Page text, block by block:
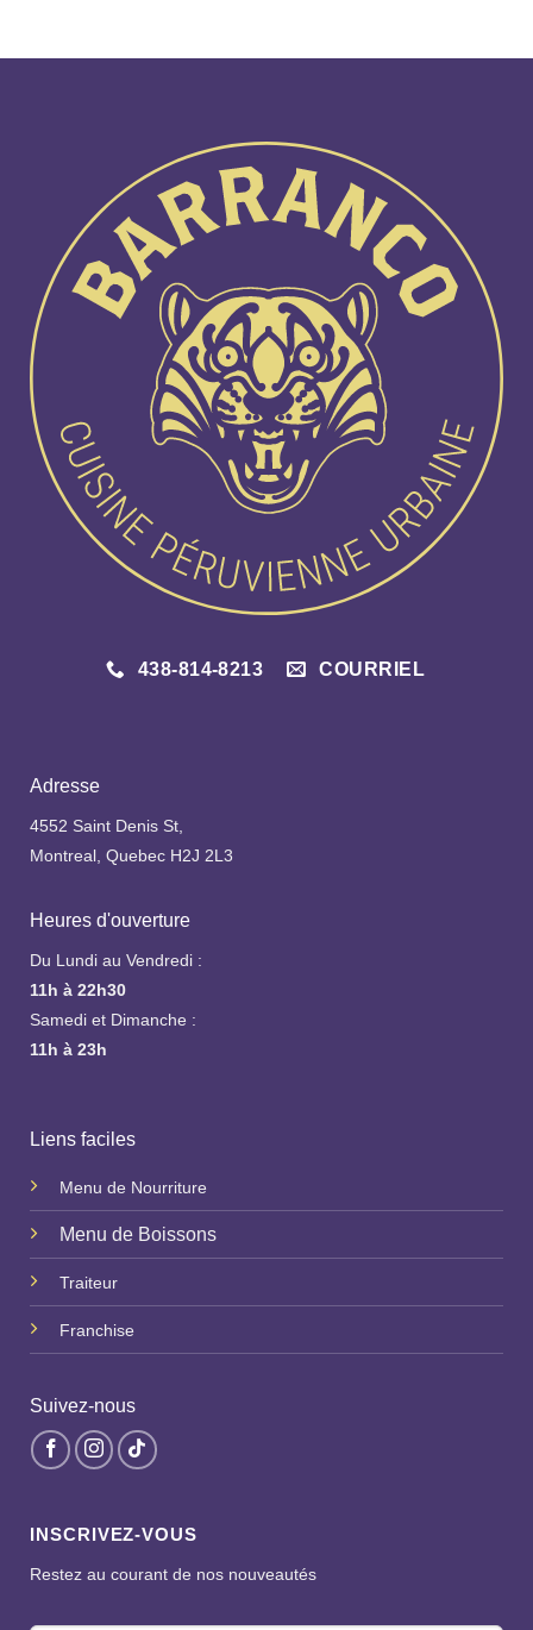
438-814-8213 COURRIEL
Adresse
4552 Saint Denis St,
Montreal, Quebec H2J 2L3
Heures d'ouverture
Du Lundi au Vendredi :
11h à 22h30
Samedi et Dimanche :
11h à 23h
Liens faciles
Menu de Nourriture
Menu de Boissons
Traiteur
Franchise
Suivez-nous
INSCRIVEZ-VOUS
Restez au courant de nos nouveautés